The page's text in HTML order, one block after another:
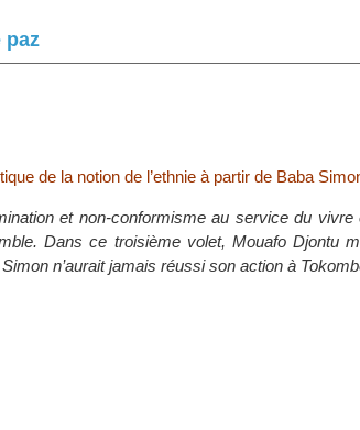
paz
de la notion de l’ethnie à partir de Baba
et non-conformisme au service du vivre
Dans ce troisième volet, Mouafo Djontu
n’aurait jamais réussi son action à